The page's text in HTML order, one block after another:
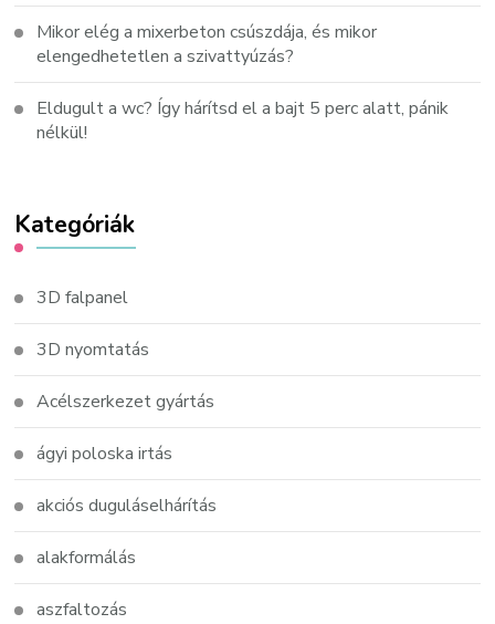
Mikor elég a mixerbeton csúszdája, és mikor
elengedhetetlen a szivattyúzás?
Eldugult a wc? Így hárítsd el a bajt 5 perc alatt, pánik
nélkül!
Kategóriák
3D falpanel
3D nyomtatás
Acélszerkezet gyártás
ágyi poloska irtás
akciós duguláselhárítás
alakformálás
aszfaltozás